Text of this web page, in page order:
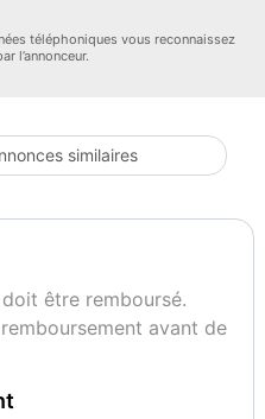
téléphoniques vous reconnaissez
l’annonceur.
similaires
être remboursé.
avant de